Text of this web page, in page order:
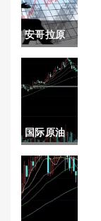
安哥拉原
油种类(安
哥拉原油
些)
国际原油
期货指标
分析(国际
原油期货